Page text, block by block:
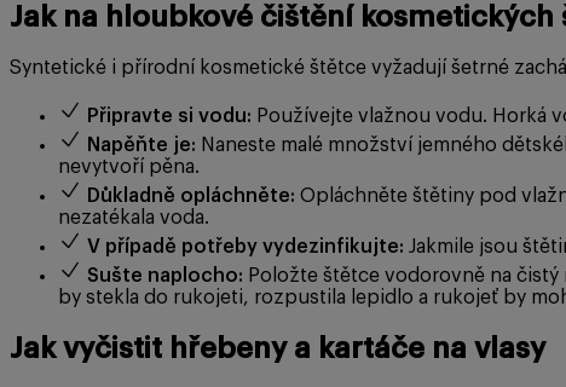
Jak na hloubkové čištění kosmetických
Syntetické i přírodní kosmetické štětce vyžadují šetrné
Připravte si vodu: Používejte vlažnou vodu. Horká
Napěňte je: Naneste malé množství jemného
nevytvoří pěna.
Důkladně opláchněte: Opláchněte štětiny pod
nezatékala voda.
V případě potřeby vydezinfikujte: Jakmile jsou
Sušte naplocho: Položte štětce vodorovně na
by stekla do rukojeti, rozpustila lepidlo a rukojeť by
Jak vyčistit hřebeny a kartáče na vlasy